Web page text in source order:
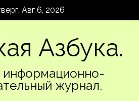
Авг 6, 2026
Азбука.
журнал.